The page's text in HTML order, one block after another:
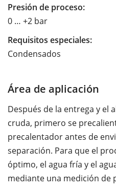
Presión de proceso:
0 … +2 bar
Requisitos especiales:
Condensados
Área de aplicación
Después de la entrega y el
cruda, primero se
precalentador antes de
separación. Para que el
óptimo, el agua fría y el
mediante una medición de